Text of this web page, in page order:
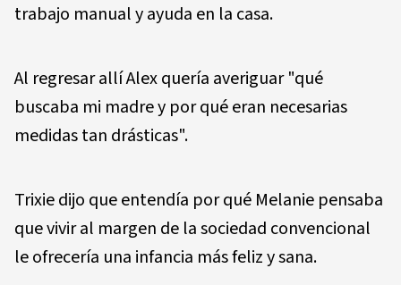
trabajo manual y ayuda en la casa.
Al regresar allí Alex quería averiguar "qué
buscaba mi madre y por qué eran necesarias
medidas tan drásticas".
Trixie dijo que entendía por qué Melanie pensaba
que vivir al margen de la sociedad convencional
le ofrecería una infancia más feliz y sana.